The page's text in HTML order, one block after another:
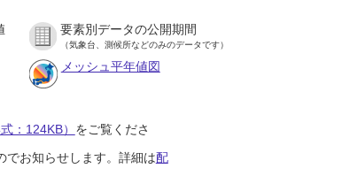
要素別データの公開期間
（気象台、測候所などのみのデータです）
メッシュ平年値図
：124KB） をご覧くださ
でお知らせします。詳細は配